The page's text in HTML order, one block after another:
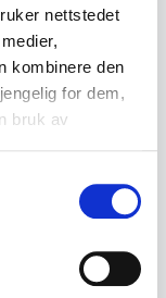
nettstedet
kombinere den
for dem,
bruk av
i